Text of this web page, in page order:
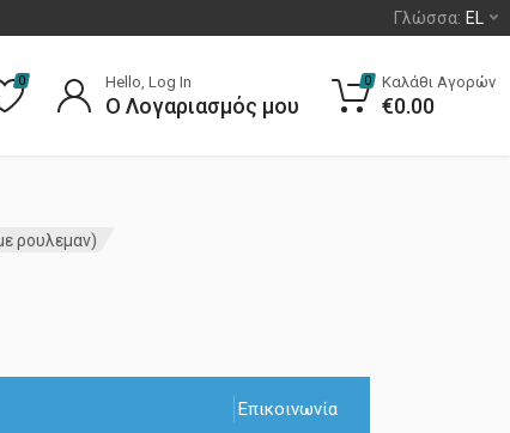
Γλώσσα: EL
0 Hello, Log In
Ο Λογαριασμός μου
0 Καλάθι Αγορών
€0.00
ρουλεμαν)
Επικοινωνία